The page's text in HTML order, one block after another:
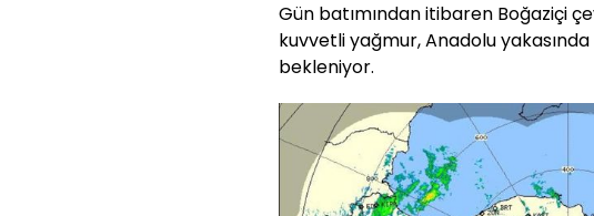
Gün batımından itibaren Boğaziçi
kuvvetli yağmur, Anadolu
bekleniyor.